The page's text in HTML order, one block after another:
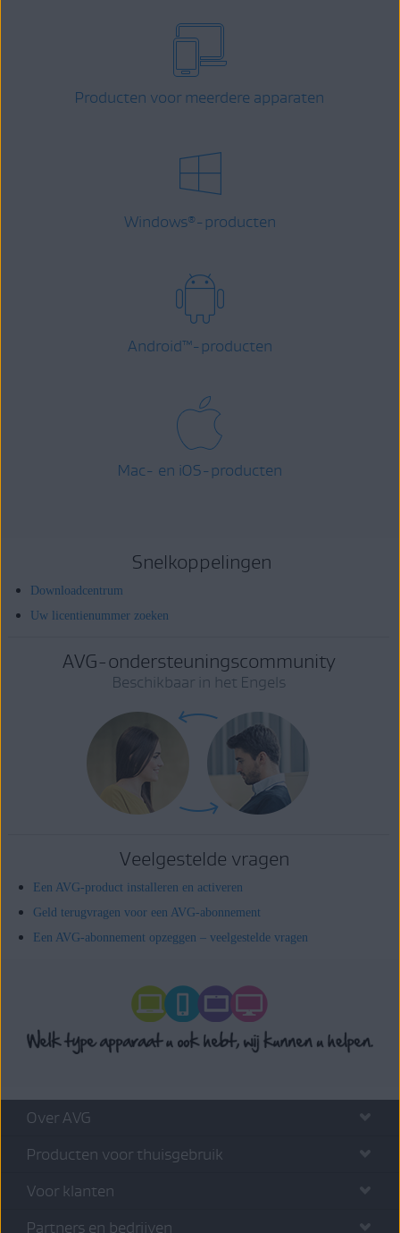
Producten voor meerdere apparaten
Windows® -producten
Android™-producten
Mac- en iOS-producten
Snelkoppelingen
Downloadcentrum
Uw licentienummer zoeken
AVG-ondersteuningscommunity
Beschikbaar in het Engels
Veelgestelde vragen
Een AVG-product installeren en activeren
Geld terugvragen voor een AVG-abonnement
Een AVG-abonnement opzeggen – veelgestelde vragen
Over AVG
Producten voor thuisgebruik
Voor klanten
Partners en bedrijven